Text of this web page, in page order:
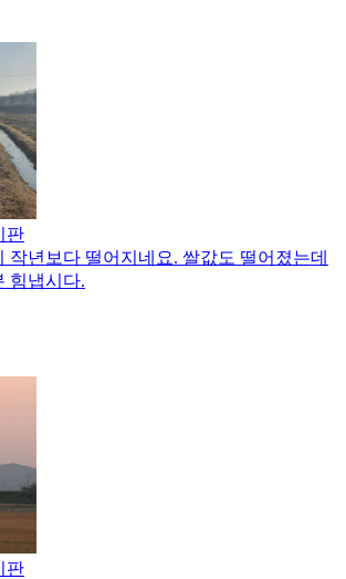
판
작년보다 떨어지네요. 쌀값도 떨어졌는데
힘냅시다.
판